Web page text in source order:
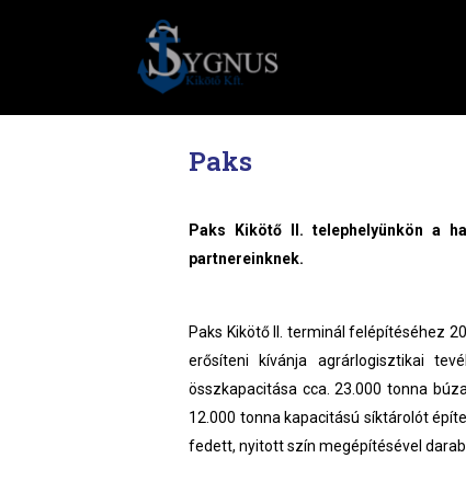
Paks
Paks Kikötő II. telephelyünkön a
partnereinknek.
Paks Kikötő II. terminál felépítéséhez
erősíteni kívánja agrárlogisztikai
összkapacitása cca. 23.000 tonna
12.000 tonna kapacitású síktárolót
fedett, nyitott szín megépítésével